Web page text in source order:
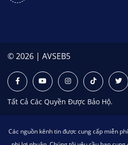
© 2026 | AVSEB5
Tất Cả Các Quyền Được Bảo Hộ.
Các nguồn kênh tin được cung cấp miễn